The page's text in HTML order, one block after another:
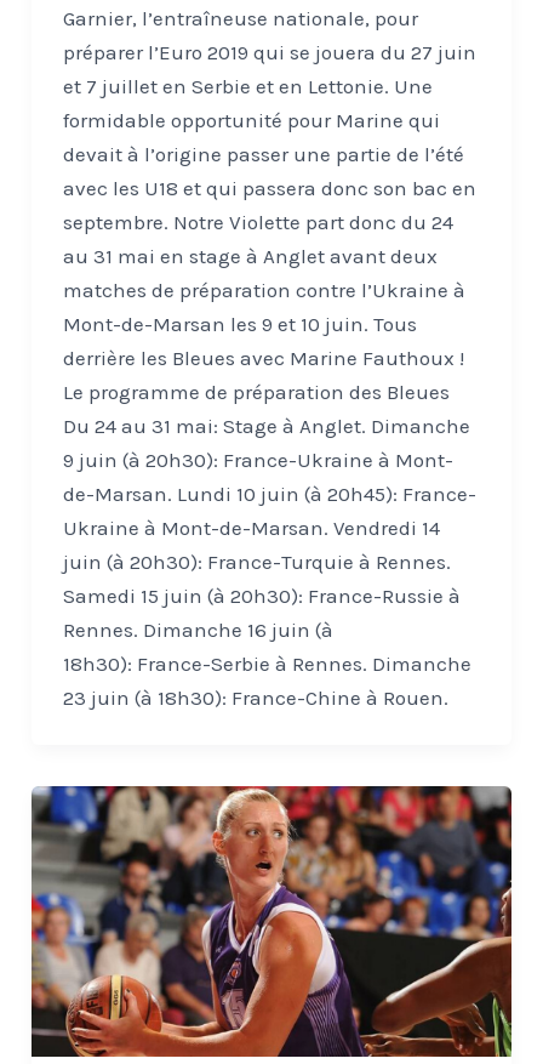
Garnier, l’entraîneuse nationale, pour
préparer l’Euro 2019 qui se jouera du 27 juin
et 7 juillet en Serbie et en Lettonie. Une
formidable opportunité pour Marine qui
devait à l’origine passer une partie de l’été
avec les U18 et qui passera donc son bac en
septembre. Notre Violette part donc du 24
au 31 mai en stage à Anglet avant deux
matches de préparation contre l’Ukraine à
Mont-de-Marsan les 9 et 10 juin. Tous
derrière les Bleues avec Marine Fauthoux !
Le programme de préparation des Bleues
Du 24 au 31 mai: Stage à Anglet. Dimanche
9 juin (à 20h30): France-Ukraine à Mont-
de-Marsan. Lundi 10 juin (à 20h45): France-
Ukraine à Mont-de-Marsan. Vendredi 14
juin (à 20h30): France-Turquie à Rennes.
Samedi 15 juin (à 20h30): France-Russie à
Rennes. Dimanche 16 juin (à
18h30): France-Serbie à Rennes. Dimanche
23 juin (à 18h30): France-Chine à Rouen.